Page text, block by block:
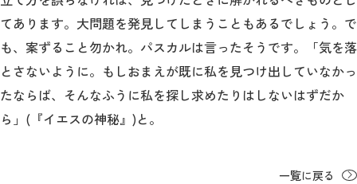
てあります。大問題を発見してしまうこともあるでしょう。で
も、案ずること勿かれ。パスカルは言ったそうです。「気を落
とさないように。もしおまえが既に私を見つけ出していなかっ
たならば、そんなふうに私を探し求めたりはしないはずだか
ら」(『イエスの神秘』)と。
一覧に戻る